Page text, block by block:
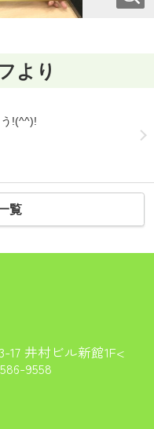
より
!(^^)!
覧
井村ビル新館1F<
9558